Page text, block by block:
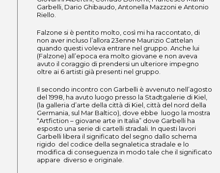
Garbelli, Dario Ghibaudo, Antonella Mazzoni e Antonio
Riello.
Falzone si è pentito molto, così mi ha raccontato, di
non aver incluso l’allora 23enne Maurizio Cattelan
quando questi voleva entrare nel gruppo. Anche lui
(Falzone) all’epoca era molto giovane e non aveva
avuto il coraggio di prendersi un ulteriore impegno
oltre ai 6 artisti già presenti nel gruppo.
Il secondo incontro con Garbelli è avvenuto nell’agosto
del 1998, ha avuto luogo presso la Stadtgalerie di Kiel,
(la galleria d’arte della città di Kiel, città del nord della
Germania, sul Mar Baltico), dove ebbe luogo la mostra
“Artfiction – giovane arte in Italia” dove Garbelli ha
esposto una serie di cartelli stradali. In questi lavori
Garbelli libera il significato del segno dallo schema
rigido del codice della segnaletica stradale e lo
modifica di conseguenza in modo tale che il significato
appare diverso e originale.